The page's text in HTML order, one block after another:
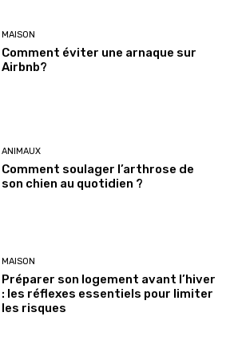
MAISON
Comment éviter une arnaque sur
Airbnb?
ANIMAUX
Comment soulager l’arthrose de
son chien au quotidien ?
MAISON
Préparer son logement avant l’hiver
: les réflexes essentiels pour limiter
les risques